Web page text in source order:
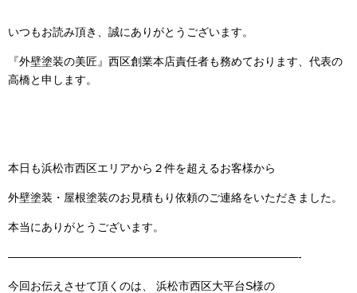
いつもお読み頂き、誠にありがとうございます。
『外壁塗装の美匠』西区創業本店責任者も務めております、代表の
高橋と申します。
本日も浜松市西区エリアから２件を超えるお客様から
外壁塗装・屋根塗装のお見積もり依頼のご連絡をいただきました。
本当にありがとうございます。
——————————————————————————-
今回お伝えさせて頂くのは、 浜松市西区大平台S様の